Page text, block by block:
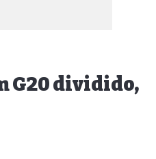
G20 dividido,